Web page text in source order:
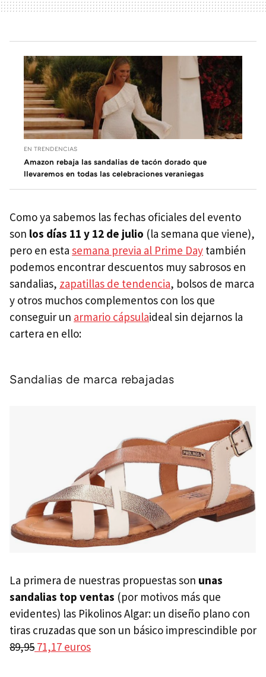
EN TRENDENCIAS
Amazon rebaja las sandalias de tacón dorado que
llevaremos en todas las celebraciones veraniegas
Como ya sabemos las fechas oficiales del evento
son los días 11 y 12 de julio (la semana que viene),
pero en esta semana previa al Prime Day también
podemos encontrar descuentos muy sabrosos en
sandalias, zapatillas de tendencia, bolsos de marca
y otros muchos complementos con los que
conseguir un armario cápsulaideal sin dejarnos la
cartera en ello:
Sandalias de marca rebajadas
La primera de nuestras propuestas son unas
sandalias top ventas (por motivos más que
evidentes) las Pikolinos Algar: un diseño plano con
tiras cruzadas que son un básico imprescindible por
89,95 71,17 euros